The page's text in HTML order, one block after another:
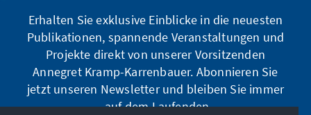
Erhalten Sie exklusive Einblicke in die neuesten
Publikationen, spannende Veranstaltungen und
Projekte direkt von unserer Vorsitzenden
Annegret Kramp-Karrenbauer. Abonnieren Sie
jetzt unseren Newsletter und bleiben Sie immer
auf dem Laufenden.